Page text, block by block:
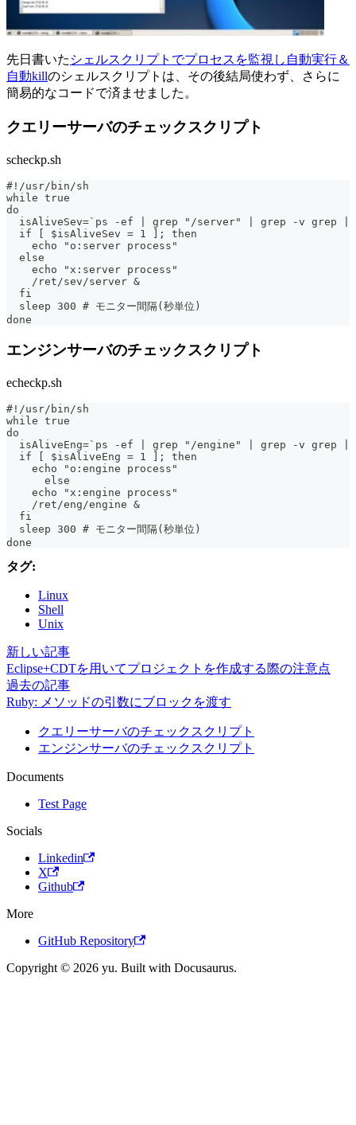
先日書いた シェルスクリプトでプロセスを監視し自動実行＆
自動killのシェルスクリプトは、その後結局使わず、さらに
簡易的なコードで済ませました。
クエリーサーバのチェックスクリプト
scheckp.sh
#!/usr/bin/sh
while true
do
isAliveSev=`ps -ef | grep "/server" | grep -v grep |
  if [ $isAliveSev = 1 ]; then
    echo "o:server process"
  else
    echo "x:server process"
    /ret/sev/server &
  fi
  sleep 300 # モニター間隔(秒単位)
done
エンジンサーバのチェックスクリプト
echeckp.sh
#!/usr/bin/sh
while true
do
isAliveEng=`ps -ef | grep "/engine" | grep -v grep |
  if [ $isAliveEng = 1 ]; then
    echo "o:engine process"
      else
    echo "x:engine process"
    /ret/eng/engine &
  fi
  sleep 300 # モニター間隔(秒単位)
done
タグ:
Linux
Shell
Unix
新しい記事
Eclipse+CDTを用いてプロジェクトを作成する際の注意点
過去の記事
Ruby: メソッドの引数にブロックを渡す
クエリーサーバのチェックスクリプト
エンジンサーバのチェックスクリプト
Documents
Test Page
Socials
Linkedin
X
Github
More
GitHub Repository
Copyright © 2026 yu. Built with Docusaurus.